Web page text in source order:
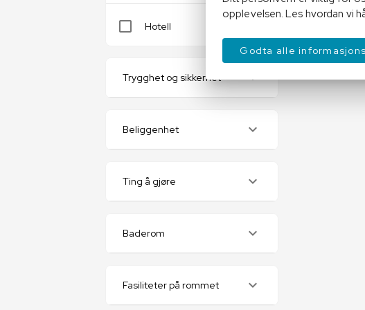
Hotell
Trygghet og sikkerhet
Beliggenhet
Ting å gjøre
Baderom
Fasiliteter på rommet
opplevelsen. Les hvordan vi
Godta alle